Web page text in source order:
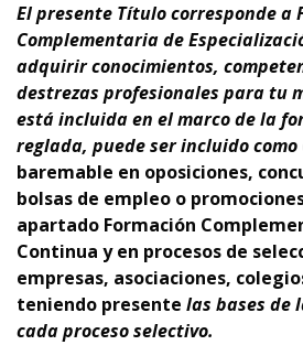
El presente Título corresponde a
Complementaria de
adquirir conocimientos,
destrezas profesionales para tu
está incluida en el marco de la
reglada, puede ser incluido como
baremable en oposiciones,
bolsas de empleo o
apartado Formación
Continua y en procesos de
empresas, asociaciones,
teniendo presente las bases de
cada proceso selectivo.